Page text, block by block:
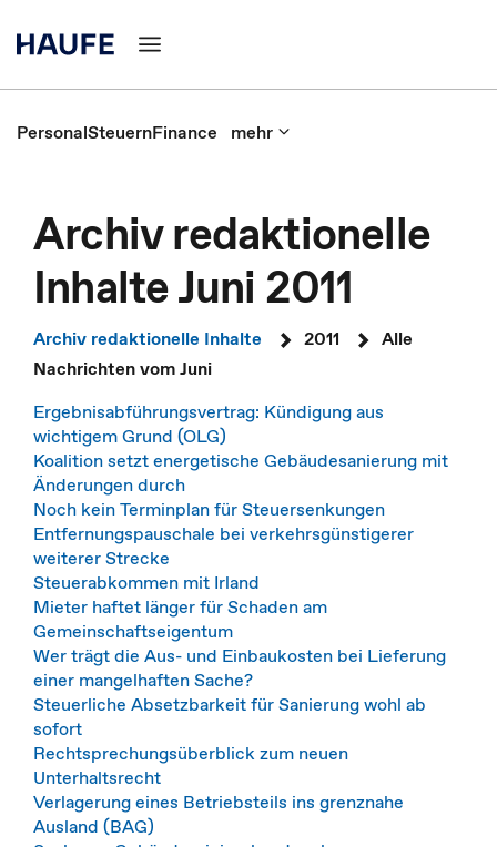
PersonalSteuernFinance mehr
Archiv redaktionelle
Inhalte Juni 2011
Archiv redaktionelle Inhalte 2011
Alle
Nachrichten vom Juni
Ergebnisabführungsvertrag: Kündigung aus
wichtigem Grund (OLG)
Koalition setzt energetische Gebäudesanierung mit
Änderungen durch
Noch kein Terminplan für Steuersenkungen
Entfernungspauschale bei verkehrsgünstigerer
weiterer Strecke
Steuerabkommen mit Irland
Mieter haftet länger für Schaden am
Gemeinschaftseigentum
Wer trägt die Aus- und Einbaukosten bei Lieferung
einer mangelhaften Sache?
Steuerliche Absetzbarkeit für Sanierung wohl ab
sofort
Rechtsprechungsüberblick zum neuen
Unterhaltsrecht
Verlagerung eines Betriebsteils ins grenznahe
Ausland (BAG)